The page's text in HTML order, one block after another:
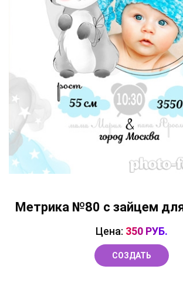
Метрика №80 с зайцем
Цена: 350 РУБ.
СОЗДАТЬ